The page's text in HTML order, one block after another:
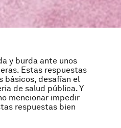
y burda ante unos
Estas respuestas
básicos, desafían el
de salud pública. Y
mencionar impedir
respuestas bien